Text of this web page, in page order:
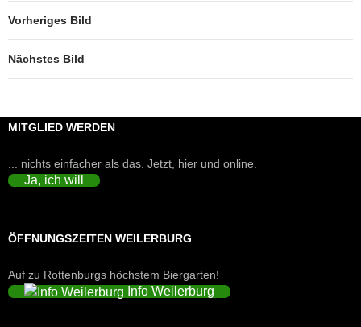
Vorheriges Bild
Nächstes Bild
MITGLIED WERDEN
... nichts einfacher als das. Jetzt, hier und online.
Ja, ich will
ÖFFNUNGSZEITEN WEILERBURG
Auf zu Rottenburgs höchstem Biergarten!
Info Weilerburg